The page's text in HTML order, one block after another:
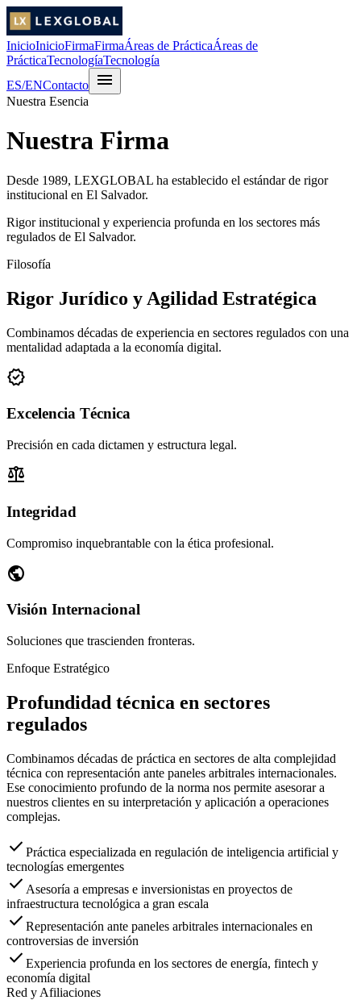
InicioInicioFirmaFirmaÁreas de PrácticaÁreas de
PrácticaTecnologíaTecnología
ES/ENContacto menu
Nuestra Esencia
Nuestra Firma
Desde 1989, LEXGLOBAL ha establecido el estándar de rigor
institucional en El Salvador.
Rigor institucional y experiencia profunda en los sectores más
regulados de El Salvador.
Filosofía
Rigor Jurídico y Agilidad Estratégica
Combinamos décadas de experiencia en sectores regulados con una
mentalidad adaptada a la economía digital.
verified
Excelencia Técnica
Precisión en cada dictamen y estructura legal.
balance
Integridad
Compromiso inquebrantable con la ética profesional.
public
Visión Internacional
Soluciones que trascienden fronteras.
Enfoque Estratégico
Profundidad técnica en sectores
regulados
Combinamos décadas de práctica en sectores de alta complejidad
técnica con representación ante paneles arbitrales internacionales.
Ese conocimiento profundo de la norma nos permite asesorar a
nuestros clientes en su interpretación y aplicación a operaciones
complejas.
check Práctica especializada en regulación de inteligencia artificial y
tecnologías emergentes
check Asesoría a empresas e inversionistas en proyectos de
infraestructura tecnológica a gran escala
check Representación ante paneles arbitrales internacionales en
controversias de inversión
check Experiencia profunda en los sectores de energía, fintech y
economía digital
Red y Afiliaciones